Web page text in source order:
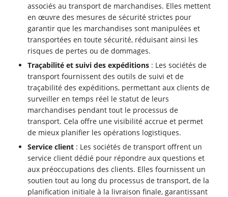
associés au transport de marchandises. Elles mettent
en œuvre des mesures de sécurité strictes pour
garantir que les marchandises sont manipulées et
transportées en toute sécurité, réduisant ainsi les
risques de pertes ou de dommages.
Traçabilité et suivi des expéditions : Les sociétés de
transport fournissent des outils de suivi et de
traçabilité des expéditions, permettant aux clients de
surveiller en temps réel le statut de leurs
marchandises pendant tout le processus de
transport. Cela offre une visibilité accrue et permet
de mieux planifier les opérations logistiques.
Service client : Les sociétés de transport offrent un
service client dédié pour répondre aux questions et
aux préoccupations des clients. Elles fournissent un
soutien tout au long du processus de transport, de la
planification initiale à la livraison finale, garantissant